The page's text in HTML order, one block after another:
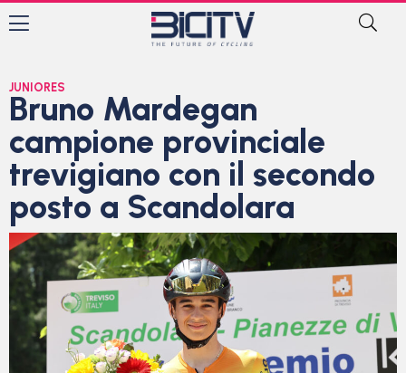
JUNIORES
Bruno Mardegan
campione provinciale
trevigiano con il secondo
posto a Scandolara